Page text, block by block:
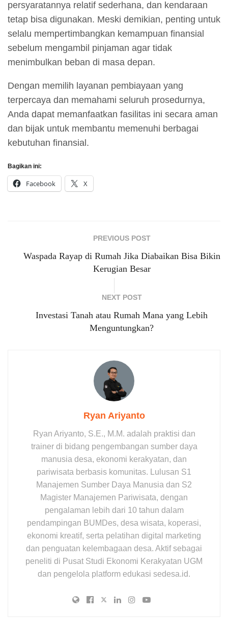
persyaratannya relatif sederhana, dan kendaraan
tetap bisa digunakan. Meski demikian, penting untuk
selalu mempertimbangkan kemampuan finansial
sebelum mengambil pinjaman agar tidak
menimbulkan beban di masa depan.
Dengan memilih layanan pembiayaan yang
terpercaya dan memahami seluruh prosedurnya,
Anda dapat memanfaatkan fasilitas ini secara aman
dan bijak untuk membantu memenuhi berbagai
kebutuhan finansial.
Bagikan ini:
Facebook X
PREVIOUS POST
Waspada Rayap di Rumah Jika Diabaikan Bisa Bikin
Kerugian Besar
NEXT POST
Investasi Tanah atau Rumah Mana yang Lebih
Menguntungkan?
Ryan Ariyanto
Ryan Ariyanto, S.E., M.M. adalah praktisi dan
trainer di bidang pengembangan sumber daya
manusia desa, ekonomi kerakyatan, dan
pariwisata berbasis komunitas. Lulusan S1
Manajemen Sumber Daya Manusia dan S2
Magister Manajemen Pariwisata, dengan
pengalaman lebih dari 10 tahun dalam
pendampingan BUMDes, desa wisata, koperasi,
ekonomi kreatif, serta pelatihan digital marketing
dan penguatan kelembagaan desa. Aktif sebagai
peneliti di Pusat Studi Ekonomi Kerakyatan UGM
dan pengelola platform edukasi sedesa.id.